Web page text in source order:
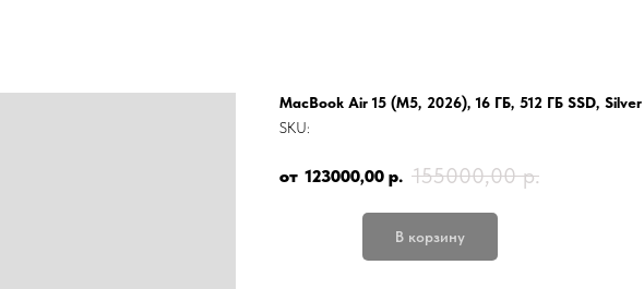
MacBook Air 15 (M5, 2026), 16 ГБ, 512 ГБ SSD,
SKU:
123000,00 р. 155000,00 р.
В корзину